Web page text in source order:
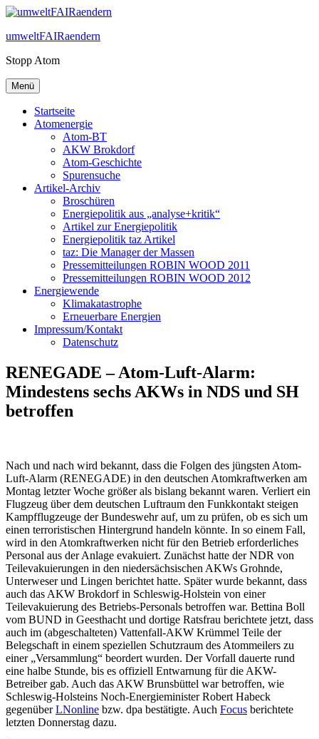
Zum
springen
umweltFAIRaendern
Stopp Atom
Menü
Startseite
Atomenergie
Atom-BT
AKW Brokdorf
Atom-Geschichte
Spurensuche
Artikel-Archiv
Broschüren
Energiepolitik aus „analyse+kritik“
Artikel zur Energiepolitik
Energiepolitik taz Artikel
taz: Die Manager der Massen
Pressemitteilungen ROBIN WOOD 2011
Pressemitteilungen ROBIN WOOD 2012
Energiewende
Klimakatastrophe
Erneuerbare Energien
Impressum/Kontakt
Datenschutz
RENEGADE – Atom-Luft-Alarm:
Mindestens sechs AKWs in NDS und SH
betroffen
Nach und nach wird bekannt, dass die Folgen des jüngsten Atom-
Luft-Alarm (RENEGADE) in den deutschen Atomkraftwerken am
Montag letzter Woche größer als bislang bekannt waren. Verliert ein
Flugzeug über dem deutschen Luftraum den Funkkontakt steigen
Kampfflugzeuge der Bundeswehr auf, um zu prüfen, ob es sich um
einen terroristischen Hintergrund handeln könnte. In so einem Fall,
wird in den Atomkraftwerken nicht für den Betrieb erforderliches
Personal aus der Anlage evakuiert. Zunächst hatte der NDR von
Teilevakuierungen in den niedersächsischen AKWs Grohnde,
Unterweser und Lingen berichtet hatte. Später wurde bekannt, dass
auch das AKW Brokdorf in Schleswig-Holstein von einer
Teilevakuierung des Betriebs-Personals betroffen war. Bettina Boll
vom BUND in Geesthacht und dortige Ratsfrau berichtete jetzt, dass
auch im (abgeschalteten) Vattenfall-AKW Krümmel Teile der
Belegschaft in einem speziellen Schutzraum des Atommeilers zu
einer „Versammlung“ beordert wurden. Der Vorfall dauerte rund
eine halbe Stunde, bis es offiziell Entwarnung für die AKW-
Betreiber gab. Auch das AKW Brunsbüttel war betroffen, wie
Schleswig-Holsteins Noch-Energieminister Robert Habeck
gegenüberLNonline bzw. dpa bestätigte. Auch Focus berichtete
letzten Donnerstag dazu.